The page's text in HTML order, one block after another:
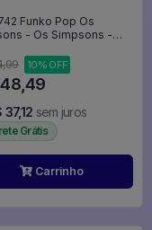
Funko Pop Os
- Os Simpsons -
FUNKO POP #1742
10% OFF
37,12 sem juros
Grátis
Carrinho